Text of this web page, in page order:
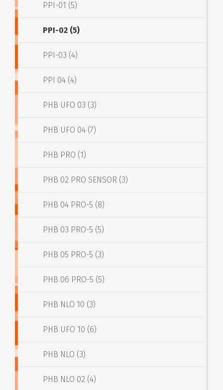
PPI-01 (5)
PPI-02 (5)
PPI-03 (4)
PPI 04 (4)
PHB UFO 03 (3)
PHB UFO 04 (7)
PHB PRO (1)
PHB 02 PRO SENSOR (3)
PHB 04 PRO-5 (8)
PHB 03 PRO-5 (5)
PHB 05 PRO-5 (3)
PHB 06 PRO-5 (5)
PHB NLO 10 (3)
PHB UFO 10 (6)
PHB NLO (3)
PHB NLO 02 (4)